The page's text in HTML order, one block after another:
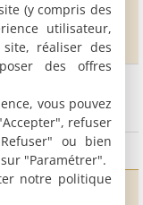
(y compris des
utilisateur,
réaliser des
des offres
vous pouvez
refuser
ou bien
"Paramétrer".
notre politique